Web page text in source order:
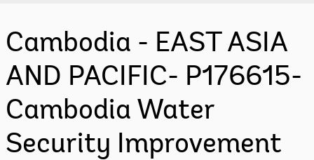
Cambodia - EAST ASIA
AND PACIFIC- P176615-
Cambodia Water
Security Improvement